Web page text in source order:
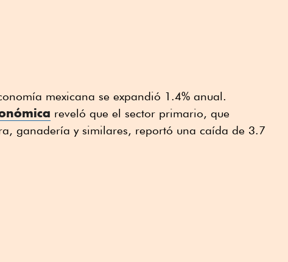
mexicana se expandió 1.4% anual.
reveló que el sector primario, que
ganadería y similares, reportó una caída de 3.7